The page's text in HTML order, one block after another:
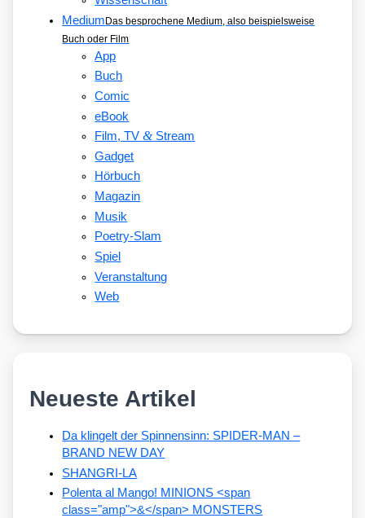
MediumDas besprochene Medium, also beispielsweise
Buch oder Film
App
Buch
Comic
eBook
Film, TV&Stream
Gadget
Hörbuch
Magazin
Musik
Poetry-Slam
Spiel
Veranstaltung
Web
Neueste Artikel
Da klingelt der Spinnensinn: SPIDER-MAN –
BRAND NEW DAY
SHANGRI-LA
Polenta al Mango! MINIONS <span
class="amp">&</span> MONSTERS